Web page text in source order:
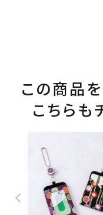
この商品
こちらも